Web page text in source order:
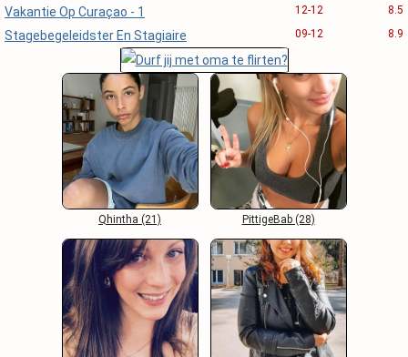
Vakantie Op Curaçao - 1 12-12 8.5
Stagebegeleidster En Stagiaire 09-12 8.9
Qhintha (21) PittigeBab (28)